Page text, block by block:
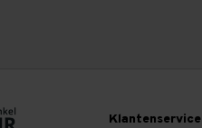
Klantenservice